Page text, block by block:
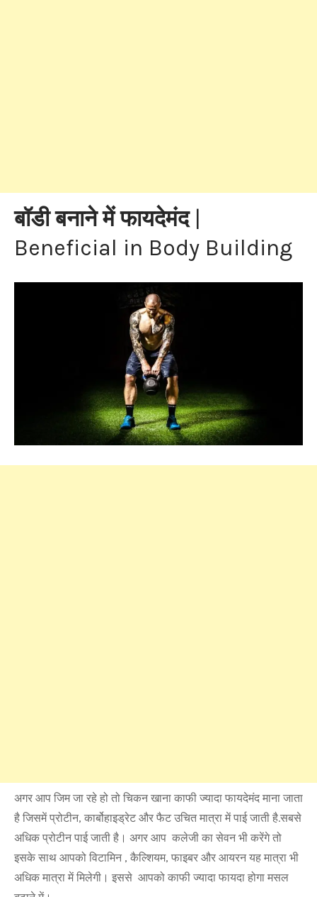
बॉडी बनाने में फायदेमंद|
Beneficial in Body Building
अगर आप जिम जा रहे हो तो चिकन खाना काफी ज्यादा फायदेमंद माना जाता
है जिसमें प्रोटीन, कार्बोहाइड्रेट और फैट उचित मात्रा में पाई जाती है.सबसे
अधिक प्रोटीन पाई जाती है। अगर आप कलेजी का सेवन भी करेंगे तो
इसके साथ आपको विटामिन , कैल्शियम, फाइबर और आयरन यह मात्रा भी
अधिक मात्रा में मिलेगी। इससे आपको काफी ज्यादा फायदा होगा मसल